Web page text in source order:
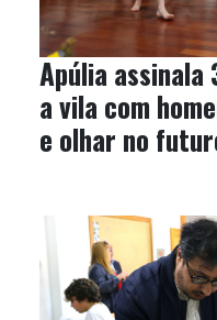
Apúlia assinala
a vila com
e olhar no